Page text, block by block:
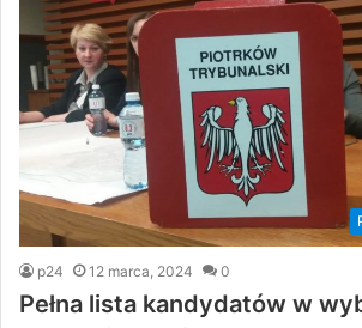
p24 12 marca, 2024 0
Pełna lista kandydatów w